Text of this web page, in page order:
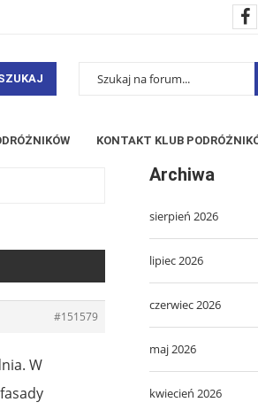
KONTAKT KLUB
#151579
W
Archiwa
sierpień 2026
lipiec 2026
czerwiec 2026
maj 2026
kwiecień 2026